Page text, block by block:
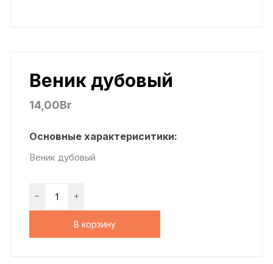
Веник дубовый
14,00Br
Основные характериситики:
Веник дубовый
В корзину